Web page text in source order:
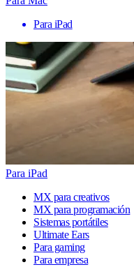
Para iPad
Para iPad
MX para creativos
MX para programación
Sistemas portátiles
Ultimate Ears
Para gaming
Para empresa